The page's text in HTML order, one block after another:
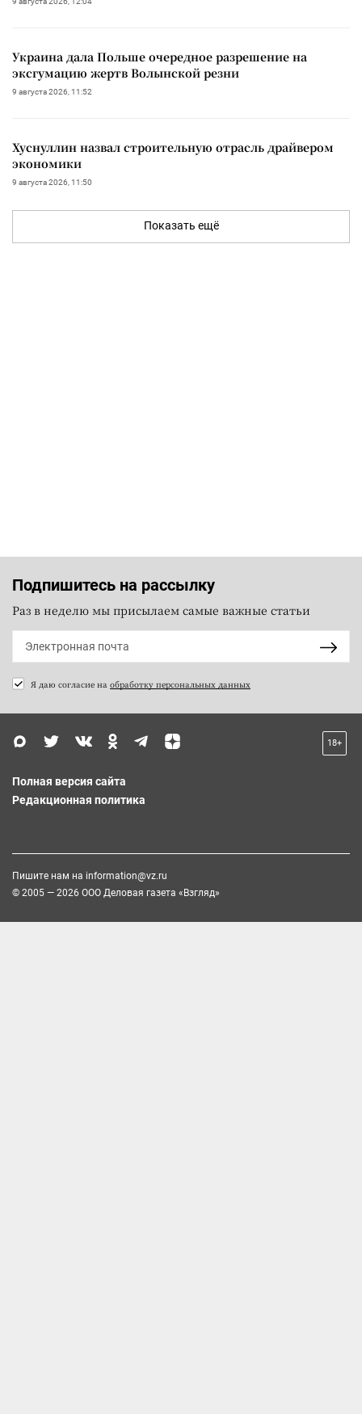
Украина дала Польше очередное разрешение на
эксгумацию жертв Волынской резни
9 августа 2026, 11:52
Хуснуллин назвал строительную отрасль драйвером
экономики
9 августа 2026, 11:50
Показать ещё
Подпишитесь на рассылку
Раз в неделю мы присылаем самые важные статьи
Я даю согласие на обработку персональных данных
18+
Полная версия сайта
Редакционная политика
Пишите нам на information@vz.ru
© 2005 — 2026 ООО Деловая газета «Взгляд»